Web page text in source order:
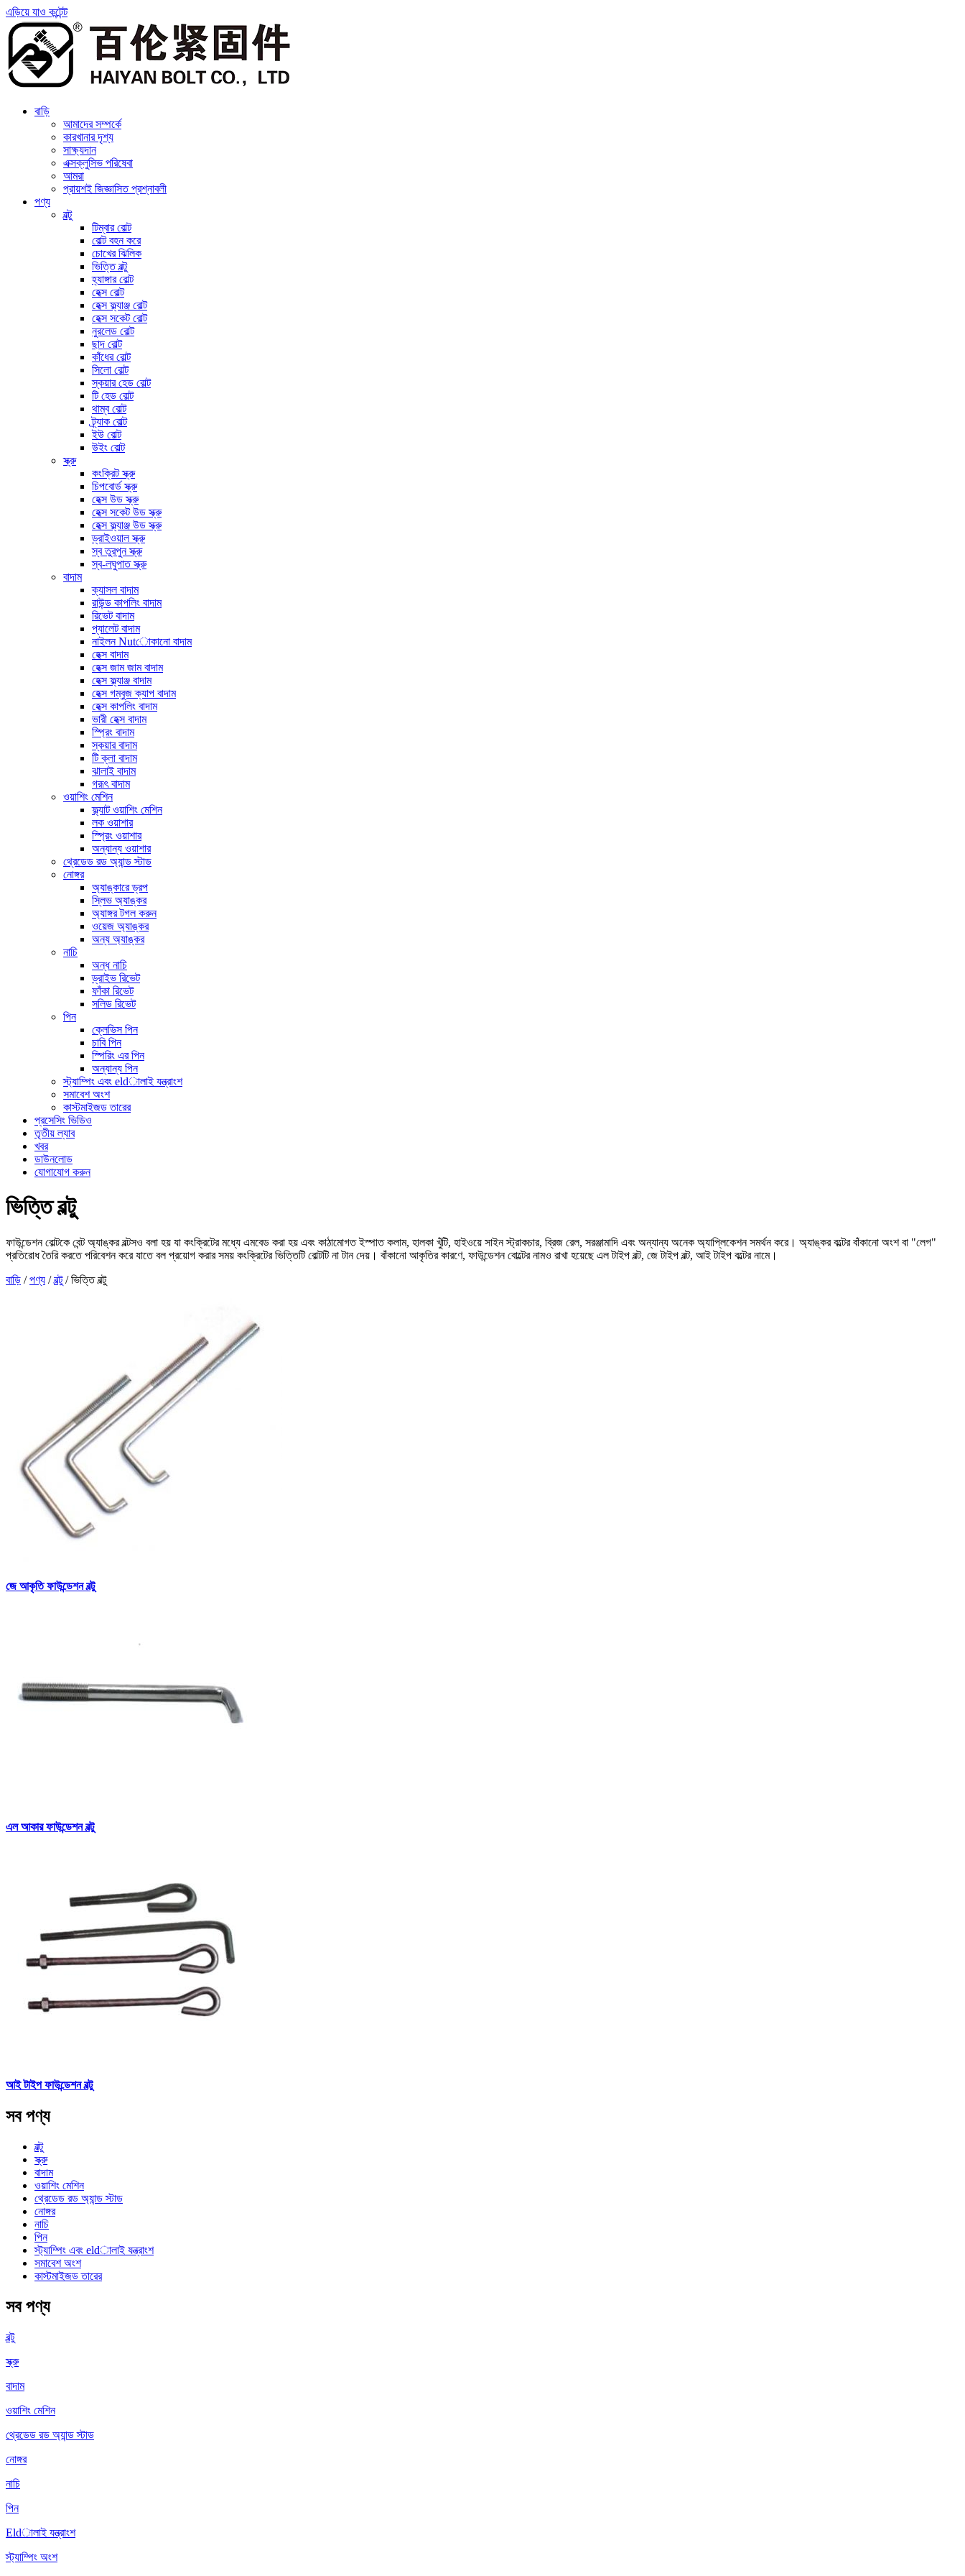
এড়িয়ে যাও কন্টেন্ট
বাড়ি
আমাদের সম্পর্কে
কারখানার দৃশ্য
সাক্ষ্যদান
এক্সক্লুসিভ পরিষেবা
আমরা
প্রায়শই জিজ্ঞাসিত প্রশ্নাবলী
পণ্য
বল্টু
টিম্বার বোল্ট
বোল্ট বহন করে
চোখের ঝিলিক
ভিত্তি বল্টু
হ্যাঙ্গার বোল্ট
হেক্স বোল্ট
হেক্স ফ্ল্যাঞ্জ বোল্ট
হেক্স সকেট বোল্ট
নুরলেড বোল্ট
ছাদ বোল্ট
কাঁধের বোল্ট
সিলো বোল্ট
স্কয়ার হেড বোল্ট
টি হেড বোল্ট
থাম্ব বোল্ট
ট্র্যাক বোল্ট
ইউ বোল্ট
উইং বোল্ট
স্ক্রু
কংক্রিট স্ক্রু
চিপবোর্ড স্ক্রু
হেক্স উড স্ক্রু
হেক্স সকেট উড স্ক্রু
হেক্স ফ্ল্যাঞ্জ উড স্ক্রু
ড্রাইওয়াল স্ক্রু
স্ব তুরপুন স্ক্রু
স্ব-লঘুপাত স্ক্রু
বাদাম
ক্যাসল বাদাম
রাউন্ড কাপলিং বাদাম
রিভেট বাদাম
প্যালেট বাদাম
নাইলন Nutোকানো বাদাম
হেক্স বাদাম
হেক্স জাম জাম বাদাম
হেক্স ফ্ল্যাঞ্জ বাদাম
হেক্স গম্বুজ ক্যাপ বাদাম
হেক্স কাপলিং বাদাম
ভারী হেক্স বাদাম
স্প্রিং বাদাম
স্কয়ার বাদাম
টি ক্লা বাদাম
ঝালাই বাদাম
গরূৎ বাদাম
ওয়াশিং মেশিন
ফ্ল্যাট ওয়াশিং মেশিন
লক ওয়াশার
স্প্রিং ওয়াশার
অন্যান্য ওয়াশার
থ্রেডেড রড অ্যান্ড স্টাড
নোঙ্গর
অ্যাঙ্কারে ড্রপ
স্লিভ অ্যাঙ্কর
অ্যাঙ্গর টগল করুন
ওয়েজ অ্যাঙ্কর
অন্য অ্যাঙ্কর
নাচি
অন্ধ নাচি
ড্রাইভ রিভেট
ফাঁকা রিভেট
সলিড রিভেট
পিন
ক্লেভিস পিন
চাবি পিন
স্পিরিং এর পিন
অন্যান্য পিন
স্ট্যাম্পিং এবং eldালাই যন্ত্রাংশ
সমাবেশ অংশ
কাস্টমাইজড তারের
প্রসেসিং ভিডিও
তৃতীয় ল্যাব
খবর
ডাউনলোড
যোগাযোগ করুন
ভিত্তি বল্টু
ফাউন্ডেশন বোল্টকে বেন্ট অ্যাঙ্কর বল্টসও বলা হয় যা কংক্রিটের মধ্যে এমবেড করা হয় এবং কাঠামোগত ইস্পাত কলাম, হালকা খুঁটি, হাইওয়ে সাইন স্ট্রাকচার, ব্রিজ রেল, সরঞ্জামাদি এবং অন্যান্য অনেক অ্যাপ্লিকেশন সমর্থন করে। অ্যাঙ্কর বল্টের বাঁকানো অংশ বা "লেগ"
প্রতিরোধ তৈরি করতে পরিবেশন করে যাতে বল প্রয়োগ করার সময় কংক্রিটের ভিত্তিটি বোল্টটি না টান দেয়। বাঁকানো আকৃতির কারণে, ফাউন্ডেশন বোল্টের নামও রাখা হয়েছে এল টাইপ বল্ট, জে টাইপ বল্ট, আই টাইপ বল্টের নামে।
বাড়ি /পণ্য /বল্টু/ভিত্তি বল্টু
জে আকৃতি ফাউন্ডেশন বল্টু
এল আকার ফাউন্ডেশন বল্টু
আই টাইপ ফাউন্ডেশন বল্টু
সব পণ্য
বল্টু
স্ক্রু
বাদাম
ওয়াশিং মেশিন
থ্রেডেড রড অ্যান্ড স্টাড
নোঙ্গর
নাচি
পিন
স্ট্যাম্পিং এবং eldালাই যন্ত্রাংশ
সমাবেশ অংশ
কাস্টমাইজড তারের
সব পণ্য
বল্টু
স্ক্রু
বাদাম
ওয়াশিং মেশিন
থ্রেডেড রড অ্যান্ড স্টাড
নোঙ্গর
নাচি
পিন
Eldালাই যন্ত্রাংশ
স্ট্যাম্পিং অংশ